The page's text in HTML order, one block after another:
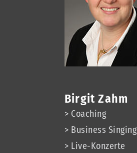
Birgit Zahm
> Coaching
> Business Singing
> Live-Konzerte